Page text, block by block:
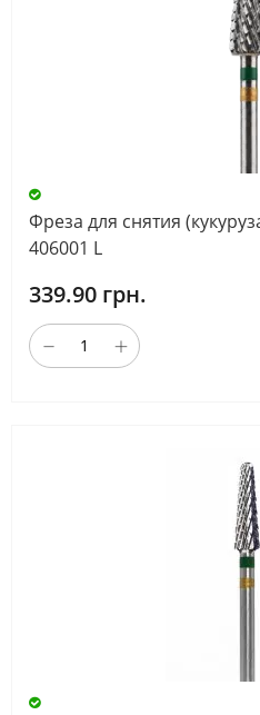
Фреза для снятия
406001 L
339.90 грн.